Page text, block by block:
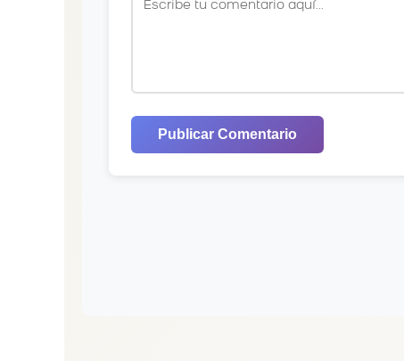
Publicar Comentario